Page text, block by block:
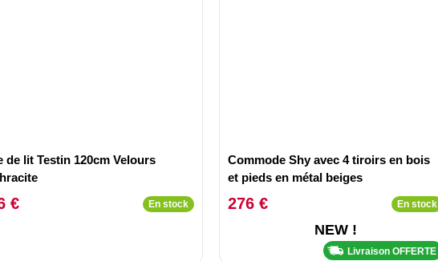
de lit Testin 120cm Velours
€ En stock
Commode Shy avec 4 tiroirs en bois
et pieds en métal beiges
276 € En stock
NEW !
Livraison OFFERTE